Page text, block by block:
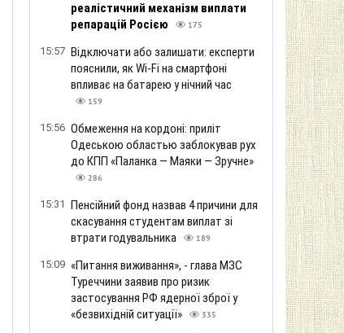
реалістичний механізм виплати
репарацій Росією
175
15:57 Відключати або залишати: експерти
пояснили, як Wi-Fi на смартфоні
впливає на батарею у нічний час
159
15:56 Обмеження на кордоні: приліт
Одеською областью заблокував рух
до КПП «Паланка — Маяки — Зручне»
286
15:31 Пенсійний фонд назвав 4 причини для
скасування студентам виплат зі
втрати годувальника
189
15:09 «Питання виживання», - глава МЗС
Туреччини заявив про ризик
застосування РФ ядерної зброї у
«безвихідній ситуації»
335